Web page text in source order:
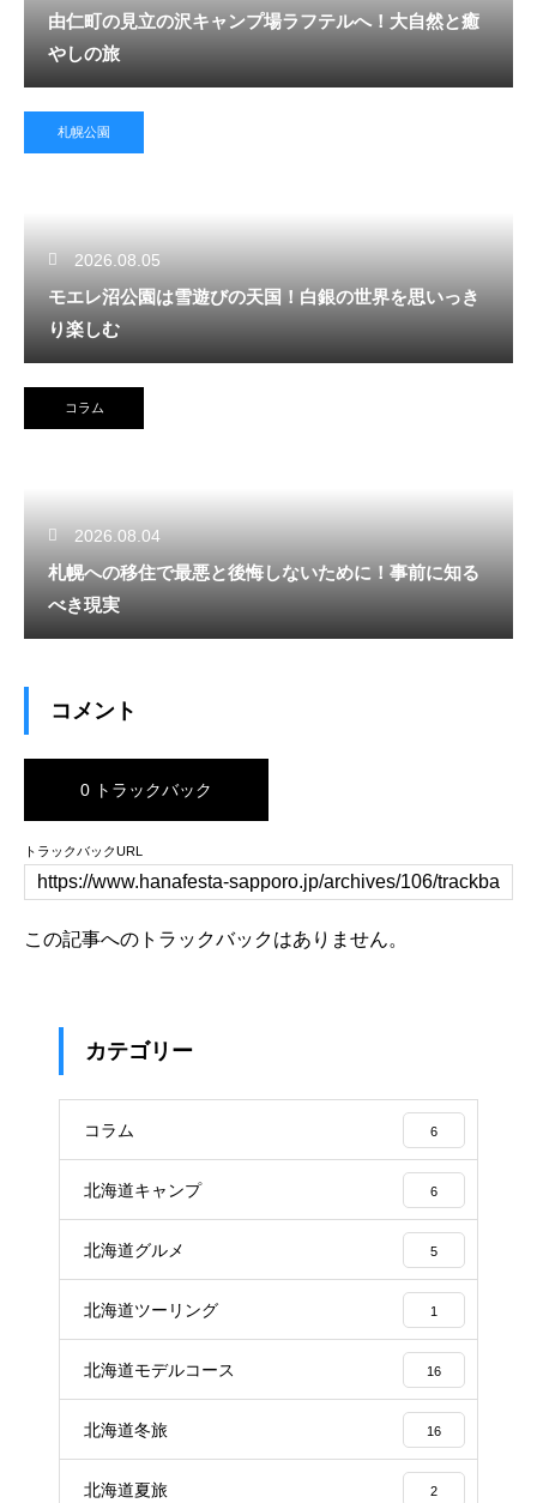
由仁町の見立の沢キャンプ場ラフテルへ！大自然と癒
やしの旅
札幌公園
2026.08.05
モエレ沼公園は雪遊びの天国！白銀の世界を思いっき
り楽しむ
コラム
2026.08.04
札幌への移住で最悪と後悔しないために！事前に知る
べき現実
コメント
0 トラックバック
トラックバックURL
この記事へのトラックバックはありません。
カテゴリー
コラム 6
北海道キャンプ 6
北海道グルメ 5
北海道ツーリング 1
北海道モデルコース 16
北海道冬旅 16
北海道夏旅 2